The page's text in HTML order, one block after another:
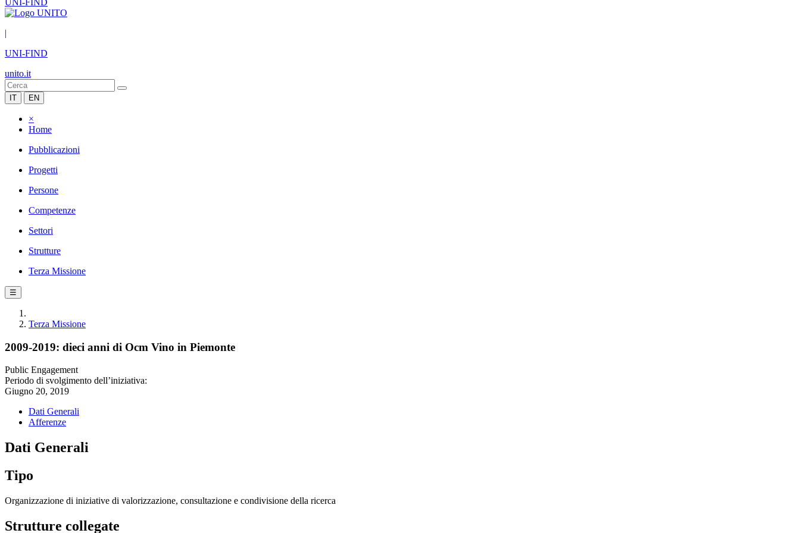
UNI-FIND
|
UNI-FIND
unito.it
IT EN
×
Home
Pubblicazioni
Progetti
Persone
Competenze
Settori
Strutture
Terza Missione
☰
Terza Missione
2009-2019: dieci anni di Ocm Vino in Piemonte
Public Engagement
Periodo di svolgimento dell’iniziativa:
Giugno 20, 2019
Dati Generali
Afferenze
Dati Generali
Tipo
Organizzazione di iniziative di valorizzazione, consultazione e condivisione della ricerca
Strutture collegate